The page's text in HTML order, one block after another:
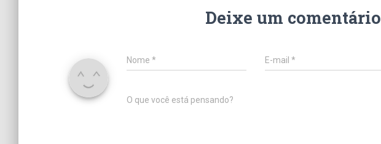
Deixe um comentário
Nome * E-mail*
O que você está pensando?